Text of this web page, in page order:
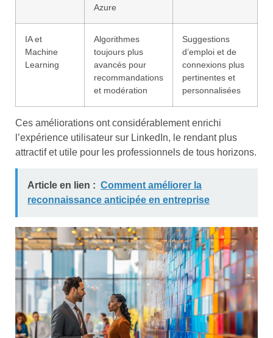
Azure
IA et
Machine
Learning
Algorithmes
toujours plus
avancés pour
recommandations
et modération
Suggestions
d’emploi et de
connexions plus
pertinentes et
personnalisées
Ces améliorations ont considérablement enrichi
l’expérience utilisateur sur LinkedIn, le rendant plus
attractif et utile pour les professionnels de tous horizons.
Article en lien : Comment améliorer la
reconnaissance anticipée en entreprise